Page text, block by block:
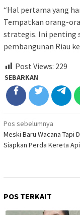
“Hal pertama yang
Tempatkan orang-
strategis. Ini penting
pembangunan Riau
Post Views: 229
SEBARKAN
Navigasi
pos
Pos sebelumnya
Meski Baru Wacana Tapi
Siapkan Perda Kereta Api
POS TERKAIT